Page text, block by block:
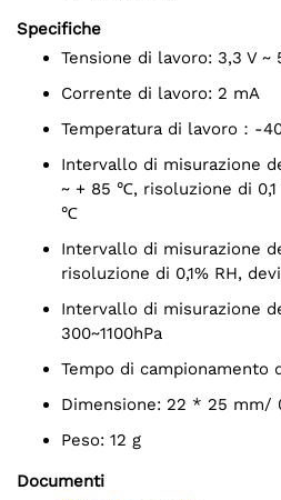
Specifiche
Tensione di lavoro: 3,3 V ~
Corrente di lavoro: 2 mA
Temperatura di lavoro：-
Intervallo di misurazione della temperatura: -40 ℃
~ + 85 ℃, risoluzione di
℃
Intervallo di misurazione dell'umidità: 0~100% RH,
risoluzione di 0,1% RH,
Intervallo di misurazione della pressione:
300~1100hPa
Tempo di campionamento
Dimensione: 22 * 25
Peso: 12 g
Documenti